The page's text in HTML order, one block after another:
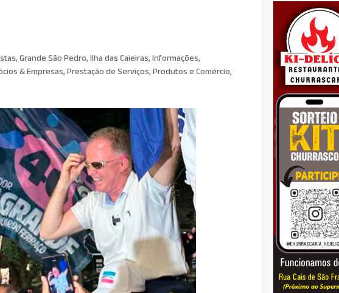
,Grande São Pedro,Ilha das Caieiras,Informações,
& Empresas,Prestação de Serviços,Produtos e Comércio,